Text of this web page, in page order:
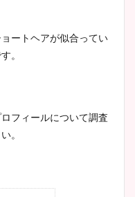
ートヘアが似合ってい
。
フィールについて調査
。